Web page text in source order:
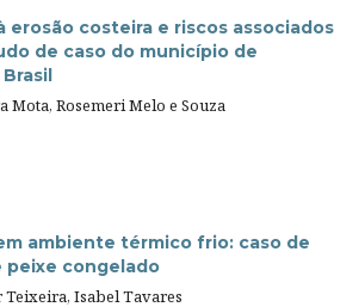
erosão costeira e riscos associados
de caso do município de
Mota, Rosemeri Melo e Souza
ambiente térmico frio: caso de
peixe congelado
Isabel Tavares